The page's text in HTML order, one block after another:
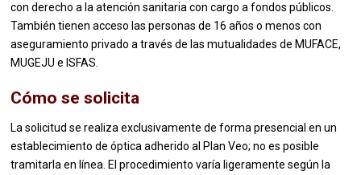
con derecho a la atención sanitaria con cargo a fondos públicos.
También tienen acceso las personas de 16 años o menos con
aseguramiento privado a través de las mutualidades de MUFACE,
MUGEJU e ISFAS.
Cómo se solicita
La solicitud se realiza exclusivamente de forma presencial en un
establecimiento de óptica adherido al Plan Veo; no es posible
tramitarla en línea. El procedimiento varía ligeramente según la